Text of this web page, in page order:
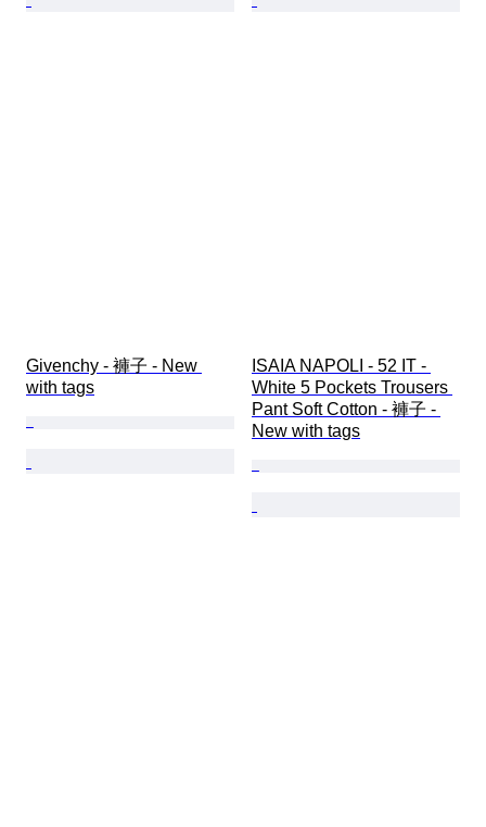
Givenchy - 褲子 - New
with tags
ISAIA NAPOLI - 52 IT -
White 5 Pockets Trousers
Pant Soft Cotton - 褲子 -
New with tags